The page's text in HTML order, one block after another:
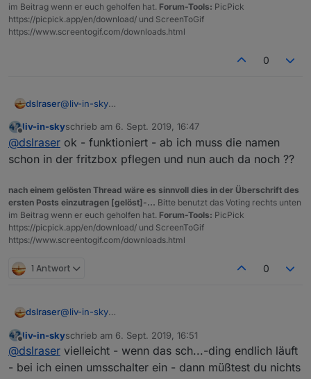
einen weiter unten, unter Netzwerk vergebe ich dann
auch eine IP
im Beitrag wenn er euch geholfen hat. Forum-Tools: PicPick
https://picpick.app/en/download/ und ScreenToGif
https://www.screentogif.com/downloads.html
0
dslraser@liv-in-sky
Offline
liv-in-skyschrieb am 6. Sept. 2019, 16:47
zuletzt editiert von
@dslraser ok - funktioniert - ab ich muss die namen
schon in der fritzbox pflegen und nun auch da noch ??
nach einem gelösten Thread wäre es sinnvoll dies in der Überschrift des
ersten Posts einzutragen [gelöst]-... Bitte benutzt das Voting rechts unten
im Beitrag wenn er euch geholfen hat. Forum-Tools: PicPick
https://picpick.app/en/download/ und ScreenToGif
https://www.screentogif.com/downloads.html
1 Antwort 0
dslraser@liv-in-sky
Offline
liv-in-skyschrieb am 6. Sept. 2019, 16:51
zuletzt editiert von
@dslraser vielleicht - wenn das sch...-ding endlich läuft
- bei ich einen umsschalter ein - dann müßtest du nichts